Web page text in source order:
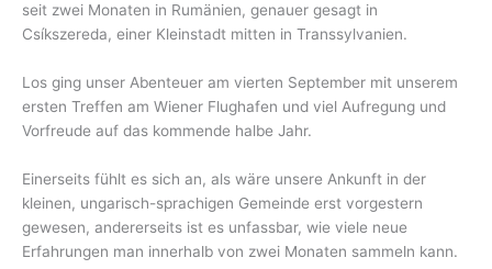
seit zwei Monaten in Rumänien, genauer gesagt in
Csíkszereda, einer Kleinstadt mitten in Transsylvanien.
Los ging unser Abenteuer am vierten September mit unserem
ersten Treffen am Wiener Flughafen und viel Aufregung und
Vorfreude auf das kommende halbe Jahr.
Einerseits fühlt es sich an, als wäre unsere Ankunft in der
kleinen, ungarisch-sprachigen Gemeinde erst vorgestern
gewesen, andererseits ist es unfassbar, wie viele neue
Erfahrungen man innerhalb von zwei Monaten sammeln kann.